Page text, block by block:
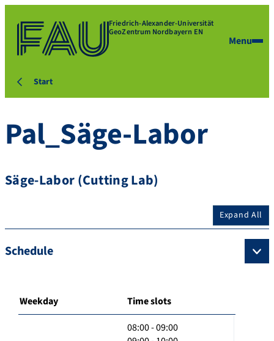
Friedrich-Alexander-Universität
GeoZentrum Nordbayern EN
Menu
Start
Pal_Säge-Labor
Säge-Labor (Cutting Lab)
Expand All
Schedule
Weekday Time slots
08:00 - 09:00